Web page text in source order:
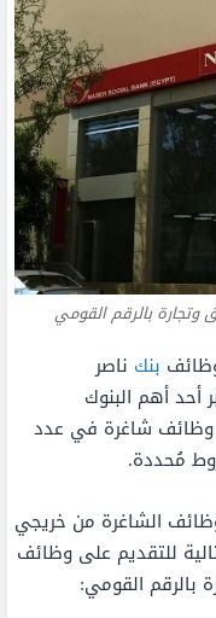
بالرقم القومي
بنك ناصر
أحد أهم البنوك
وظائف شاغرة في عدد
مُحددة.
الشاغرة من خريجي
للتقديم على وظائف
بالرقم القومي: